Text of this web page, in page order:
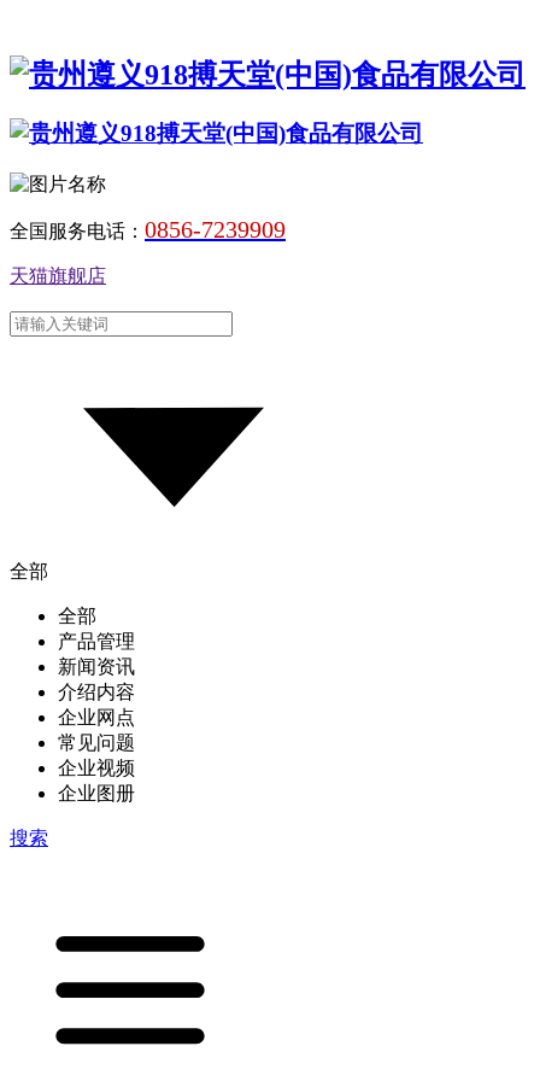
全国服务电话： 0856-7239909
天猫旗舰店
全部
全部
产品管理
新闻资讯
介绍内容
企业网点
常见问题
企业视频
企业图册
搜索